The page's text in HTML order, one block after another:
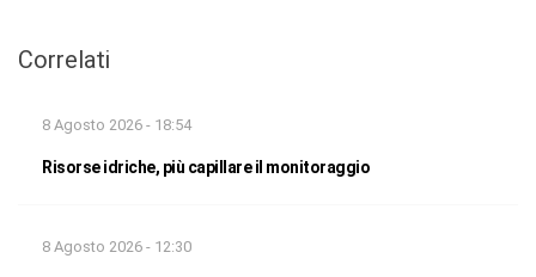
Correlati
8 Agosto 2026 - 18:54
Risorse idriche, più capillare il monitoraggio
8 Agosto 2026 - 12:30